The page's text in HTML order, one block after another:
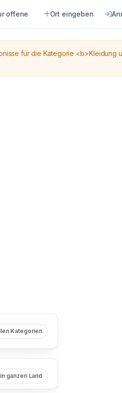
offene Ort eingeben
für die Kategorie <b>Kleidung
Kategorien
ganzen Land